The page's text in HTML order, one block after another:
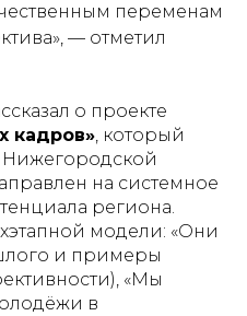
переменам
— отметил
о проекте
кадров», который
Нижегородской
на системное
региона.
модели: «Они
и примеры
«Мы
в